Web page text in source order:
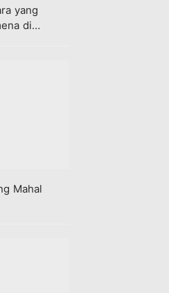
yang
di
Mahal